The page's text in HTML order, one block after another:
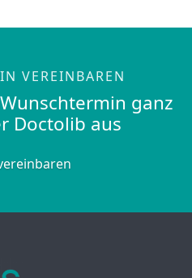
VEREINBAREN
ganz
Doctolib aus